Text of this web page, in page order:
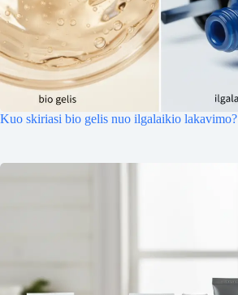
Kuo skiriasi bio gelis nuo ilgalaikio lakavimo?